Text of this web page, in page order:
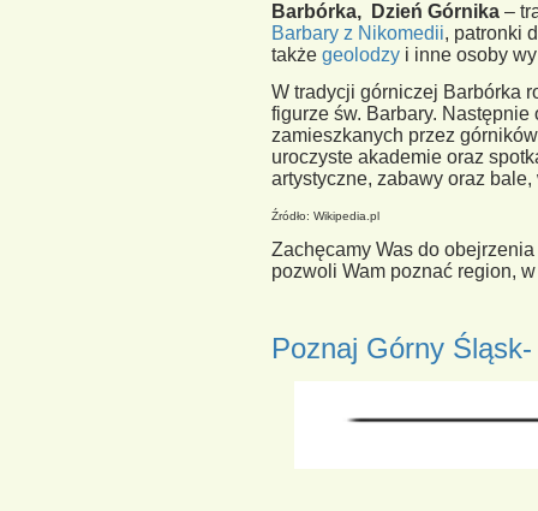
Barbórka, Dzień Górnika –
Barbary z Nikomedii, patronki
także geolodzy i inne osoby
W tradycji górniczej Barbórka
figurze św. Barbary.
zamieszkanych przez
uroczyste akademie oraz
artystyczne, zabawy oraz
Źródło: Wikipedia.pl
Zachęcamy Was do
pozwoli Wam poznać region,
Poznaj Górny